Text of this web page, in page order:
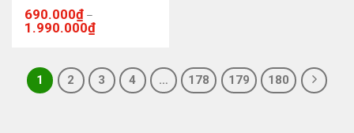
690.000₫–
1.990.000₫
1 2 3 4 … 178 179 180